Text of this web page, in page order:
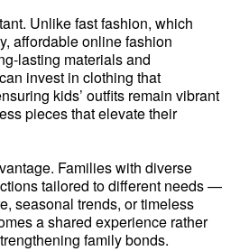
Unlike fast fashion, which
affordable online fashion
lasting materials and
invest in clothing that
kids’ outfits remain vibrant
pieces that elevate their
Families with diverse
tailored to different needs —
seasonal trends, or timeless
a shared experience rather
family bonds.